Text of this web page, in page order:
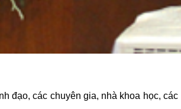
đạo, các chuyên gia, nhà khoa học, các